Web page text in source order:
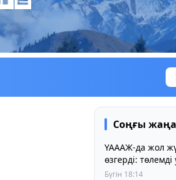
Соңғы
ҮАААЖ-да жол
өзгерді:
үшін жол жүру
Бүгін 18:14